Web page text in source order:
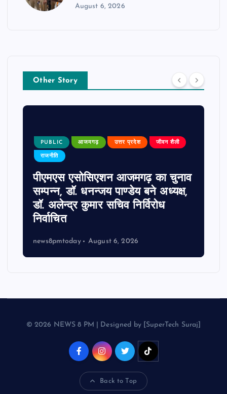
August 6, 2026
Other Story
PUBLIC आजमगढ़ उत्तर प्रदेश जीवन शैली
राजनीति
पीएमएस एसोसिएशन आजमगढ़ का चुनाव
सम्पन्न, डॉ. धनन्जय पाण्डेय बने अध्यक्ष,
डॉ. अलेन्द्र कुमार सचिव निर्विरोध
निर्वाचित
news8pmtoday August 6, 2026
© 2026 NEWS 8 PM | Designed by [SuperTech Suraj]
Back to Top